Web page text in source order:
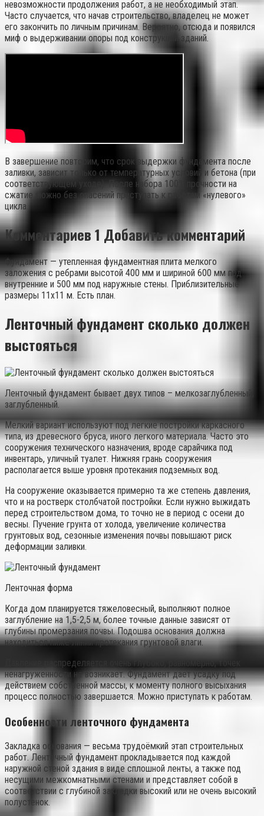
невозможности продолжения работ, а не необходимый этап.
Часто случается, что начав строительство, владелец не может
его закончить по личным причинам. Вероятно, отсюда и появился
миф о выдерживании опоры под конструкции зданий.
В завершение повторим, что срок выдержки фундамента после
заливки, зависит только от температурных условий и бетона (при
соответствующем уходе). После набора 100% прочности на
сжатие можно без опасений приступать к работам «нулевого»
цикла.
Комментариев 1 Добавить комментарий
Фундамент — утепленная фундаментная плита мелкого
заложения с ребрами высотой 400 мм и шириной 600 мм под
внутренние и 500 мм под наружные стены. Приблизительные
размеры 11х11 м. Есть план.
Ленточный фундамент сколько должен
выстояться
Ленточный фундамент бывает двух типов – мелкозаглубленный,
заглубленный.
Мелкий вариант используют под легкие постройки каркасного
типа, из древесного бруса, иного легкого материала. Часто это
сооружения технического назначения, вроде сарайчика под
инвентарь, уличный туалет. Нижняя грань сооружения
располагается выше уровня протекания подземных вод.
На сооружение оказывается примерно та же степень давления,
что и на ростверк столбчатой постройки. Если нужно выжидать
перед строительством дома, то точно не в период с осени до
весны. Пучение грунта от холода, увеличение количества
грунтовых вод, сезонные изменения почвы повышают риск
деформации заливки.
Ленточная форма
Когда дом планируется тяжеловесный, выполняют полное
заглубление на 1,5-2,5 м, более точные данные зависят от
глубины промерзания почвы. Подошва основания должна
находиться ниже линии протекания грунтовой влаги.
Давление распределяется очень глубоко, равномерно, точек
ненагруженности не возникает. Фундамент дает усадку под
действием собственной массы, к моменту полного высыхания
процесс полностью завершается. Можно приступать к работам.
Особенности ленточного фундамента
Закладка основания — весьма трудоёмкий этап строительных
работ. Ленточный фундамент прокладывается под каждой
наружной стеной здания в виде сплошной ленты, а также под
несущими межкомнатными стенами и представляет собой в
соответствии с глубиной закладки высокий или не очень высокий
полустенок.